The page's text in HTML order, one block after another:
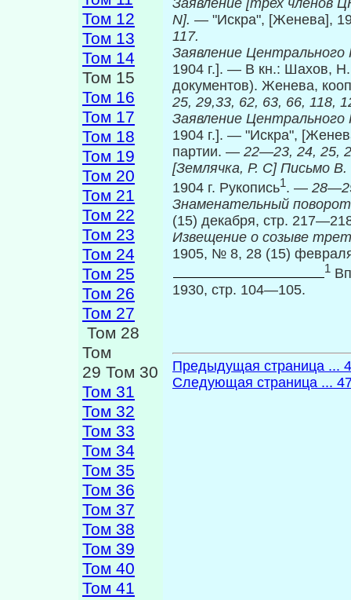
Том 12
Том 13
Том 14
Том 15
Том 16
Том 17
Том 18
Том 19
Том 20
Том 21
Том 22
Том 23
Том 24
Том 25
Том 26
Том 27
Том 28
Том
29 Том 30
Том 31
Том 32
Том 33
Том 34
Том 35
Том 36
Том 37
Том 38
Том 39
Том 40
Том 41
Заявление [трех членов
N]. — "Искра", [Женева],
117.
Заявление
1904 г.]. — В кн.: Шахов,
документов). Женева,
25, 29,33, 62, 63, 66, 118,
Заявление
1904 г.]. — "Искра",
партии. — 22—23, 24, 25,
[Землячка, Р. С] Письмо
1904 г. Рукопись1. — 28—
Знаменательный
(15) декабря, стр.
Извещение о созыве
1905, № 8, 28 (15)
1
1930, стр. 104—105.
Предыдущая страница ...
Следующая страница ...